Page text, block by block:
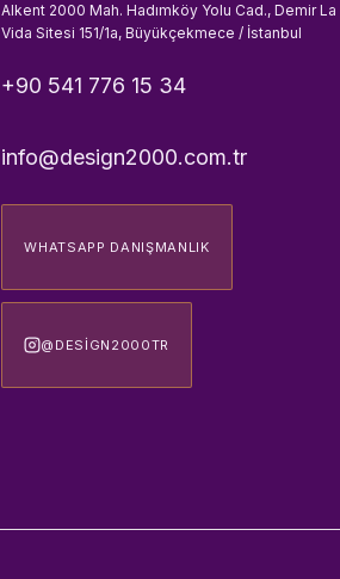
Alkent 2000 Mah. Hadımköy Yolu Cad., Demir La
Vida Sitesi 151/1a, Büyükçekmece / İstanbul
+90 541 776 15 34
info@design2000.com.tr
WHATSAPP DANIŞMANLIK
@DESIGN2000TR